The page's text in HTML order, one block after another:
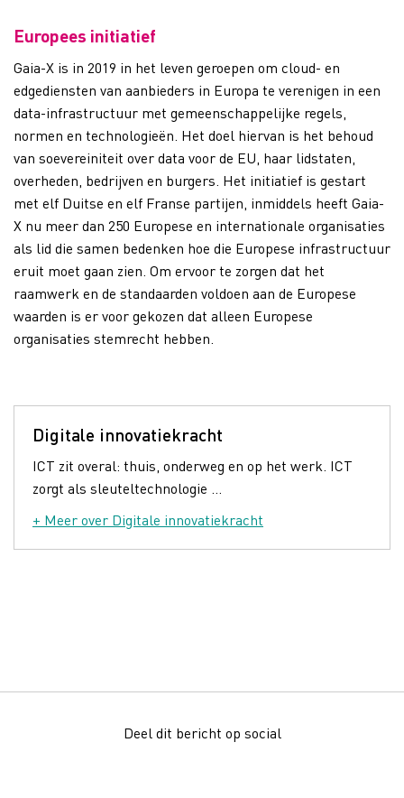
Europees initiatief
Gaia-X is in 2019 in het leven geroepen om cloud- en
edgediensten van aanbieders in Europa te verenigen in een
data-infrastructuur met gemeenschappelijke regels,
normen en technologieën. Het doel hiervan is het behoud
van soevereiniteit over data voor de EU, haar lidstaten,
overheden, bedrijven en burgers. Het initiatief is gestart
met elf Duitse en elf Franse partijen, inmiddels heeft Gaia-
X nu meer dan 250 Europese en internationale organisaties
als lid die samen bedenken hoe die Europese infrastructuur
eruit moet gaan zien. Om ervoor te zorgen dat het
raamwerk en de standaarden voldoen aan de Europese
waarden is er voor gekozen dat alleen Europese
organisaties stemrecht hebben.
Digitale innovatiekracht
ICT zit overal: thuis, onderweg en op het werk. ICT
zorgt als sleuteltechnologie ...
+ Meer over Digitale innovatiekracht
Deel dit bericht op social